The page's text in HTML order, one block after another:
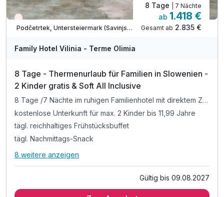
Wieder frei ab September
Podčetrtek, Untersteiermark (Savinjska)
8 Tage | 7 Nächte
ab 1.418 €
Gesamt ab 2.835 €
Family Hotel Vilinia - Terme Olimia
8 Tage - Thermenurlaub für Familien in Slowenien -
2 Kinder gratis & Soft All Inclusive
8 Tage /7 Nächte im ruhigen Familienhotel mit direktem Zugang zur Therme
kostenlose Unterkunft für max. 2 Kinder bis 11,99 Jahre
tägl. reichhaltiges Frühstücksbuffet
tägl. Nachmittags-Snack
Alle Inklusivleistungen
8 weitere anzeigen
Gültig bis 09.08.2027